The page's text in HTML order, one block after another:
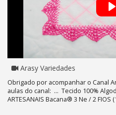
Arasy Variedades
Obrigado por acompanhar o Canal
aulas do canal: ... Tecido 100%
ARTESANAIS Bacana® 3 Ne / 2 FIOS